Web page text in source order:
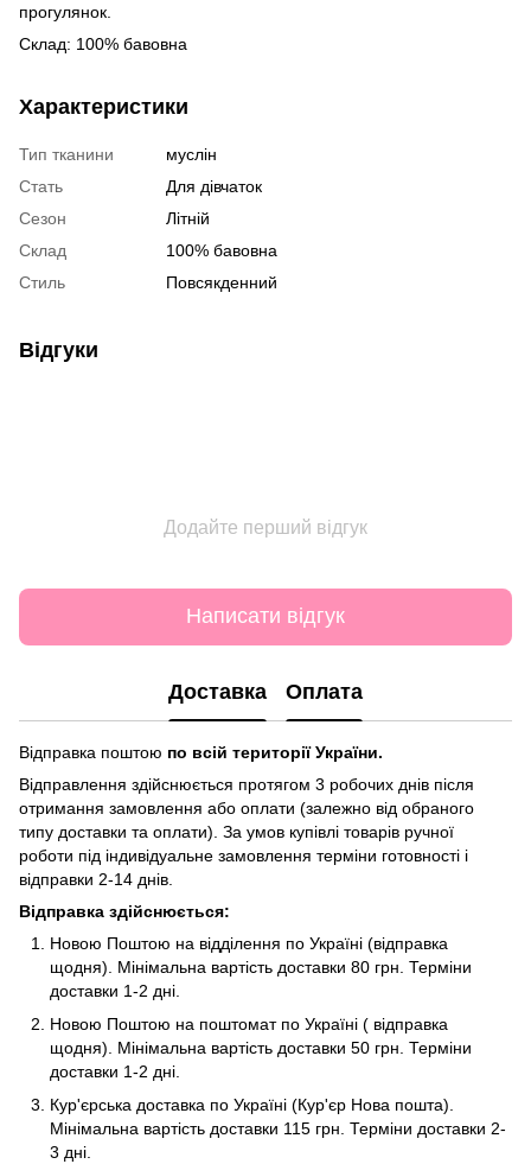
прогулянок.
Склад: 100% бавовна
Характеристики
Тип тканини
муслін
Стать
Для дівчаток
Сезон
Літній
Склад
100% бавовна
Стиль
Повсякденний
Відгуки
Додайте перший відгук
Написати відгук
Доставка Оплата
Відправка поштою по всій території України.
Відправлення здійснюється протягом 3 робочих днів після
отримання замовлення або оплати (залежно від обраного
типу доставки та оплати). За умов купівлі товарів ручної
роботи під індивідуальне замовлення терміни готовності і
відправки 2-14 днів.
Відправка здійснюється:
Новою Поштою на відділення по Україні (відправка
щодня). Мінімальна вартість доставки 80 грн. Терміни
доставки 1-2 дні.
Новою Поштою на поштомат по Україні ( відправка
щодня). Мінімальна вартість доставки 50 грн. Терміни
доставки 1-2 дні.
Кур'єрська доставка по Україні (Кур'єр Нова пошта).
Мінімальна вартість доставки 115 грн. Терміни доставки 2-
3 дні.